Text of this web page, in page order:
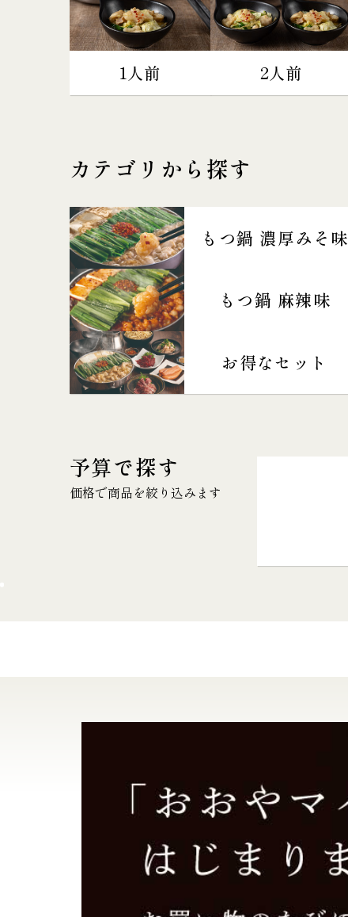
1人前 2人前
カテゴリから探す
もつ鍋 濃厚みそ味
もつ鍋 麻辣味
お得なセット
予算で探す
価格で商品を絞り込みます